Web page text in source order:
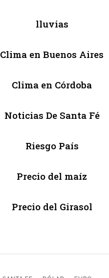
lluvias
Clima en Buenos Aires
Clima en Córdoba
Noticias De Santa Fé
Riesgo País
Precio del maíz
Precio del Girasol